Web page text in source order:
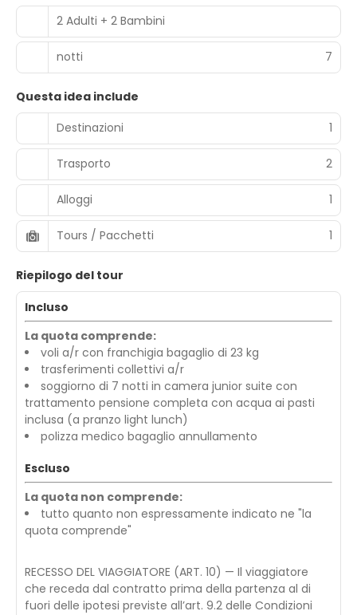
2 Adulti + 2 Bambini
notti 7
Questa idea include
Destinazioni
1
Trasporto 2
Alloggi 1
Tours / Pacchetti 1
Riepilogo del tour
Incluso
La quota comprende:
voli a/r con franchigia bagaglio di 23 kg
trasferimenti collettivi a/r
soggiorno di 7 notti in camera junior suite con
trattamento pensione completa con acqua ai pasti
inclusa (a pranzo light lunch)
polizza medico bagaglio annullamento
Escluso
La quota non comprende:
tutto quanto non espressamente indicato ne "la
quota comprende"
RECESSO DEL VIAGGIATORE (ART. 10) — Il viaggiatore
che receda dal contratto prima della partenza al di
fuori delle ipotesi previste all’art. 9.2 delle Condizioni